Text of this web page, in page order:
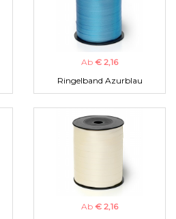
Ab € 2,16
Ringelband Azurblau
Ab € 2,16